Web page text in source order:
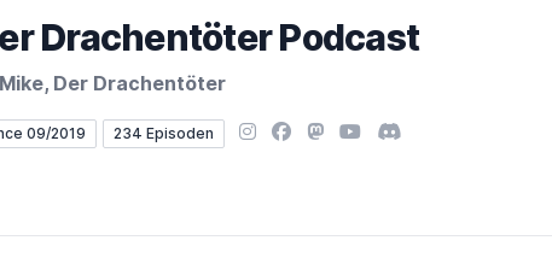
Drachentöter Podcast
Mike, Der Drachentöter
09/2019 234 Episoden Instagram
Facebook
Mastodon
YouTubeDiscord